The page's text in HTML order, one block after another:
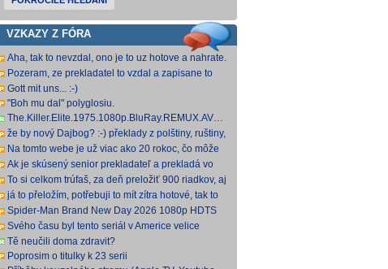
VZKAZY Z FÓRA
Aha, tak to nevzdal, ono je to uz hotove a nahrate.
Pozeram, ze prekladatel to vzdal a zapisane to
ma titulkomat.
Gott mit uns... :-)
"Boh mu dal" polyglosiu.
The.Killer.Elite.1975.1080p.BluRay.REMUX.AVC.FLAC1.0-
FraMeSToR [21,73 GB] Dnes na WS.
že by nový Dajbog? :-) překlady z polštiny, ruštiny,
italštiny, francouzštiny, angličtiny (12-24 hod
Na tomto webe je už viac ako 20 rokoc, čo môže
naznačovať vyšší vek (pokojne aj nad 40, či 50).
Ak je skúsený senior prekladateľ a prekladá vo
veľkom pre Netflix, HBO a iné, nemal by to byť
To si celkom trúfaš, za deň preložiť 900 riadkov, aj
keď krátkych a nenáročných, plus úprava
časovan
já to přeložím, potřebuji to mít zítra hotové, tak to
sem rovnou hodim.
Spider-Man Brand New Day 2026 1080p HDTS
DD2 0 H 264-LMNTRY
Svého času byl tento seriál v Americe velice
populární, no je docela škoda, že nemá české
Tě neučili doma zdravit?
Poprosim o titulky k 23 serii